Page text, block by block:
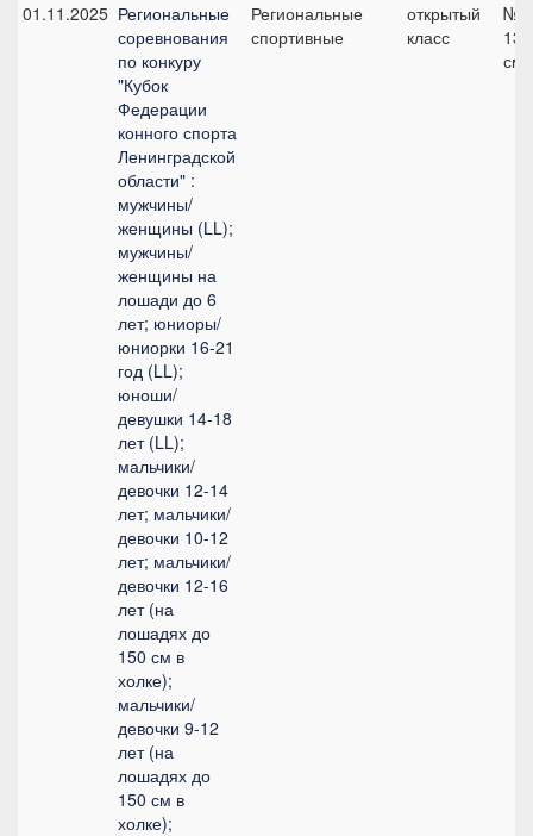
01.11.2025 Региональные
соревнования
по конкуру
"Кубок
Федерации
конного спорта
Ленинградской
области" :
мужчины/
женщины (LL);
мужчины/
женщины на
лошади до 6
лет; юниоры/
юниорки 16-21
год (LL);
юноши/
девушки 14-18
лет (LL);
мальчики/
девочки 12-14
лет; мальчики/
девочки 10-12
лет; мальчики/
девочки 12-16
лет (на
лошадях до
150 см в
холке);
мальчики/
девочки 9-12
лет (на
лошадях до
150 см в
холке);
Региональные
спортивные
открытый
класс
№6,
135
см